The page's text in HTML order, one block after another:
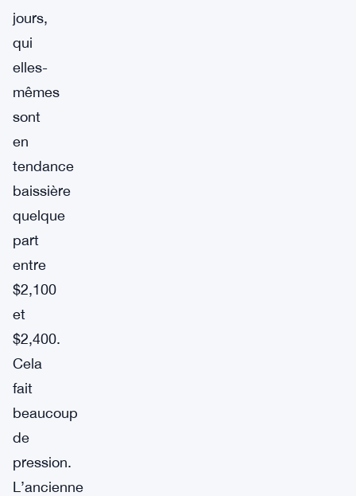
jours,
qui
elles-
mêmes
sont
en
tendance
baissière
quelque
part
entre
$2,100
et
$2,400.
Cela
fait
beaucoup
de
pression.
L’ancienne